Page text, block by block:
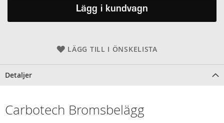
Lägg i kundvagn
LÄGG TILL I ÖNSKELISTA
Detaljer
Carbotech Bromsbelägg